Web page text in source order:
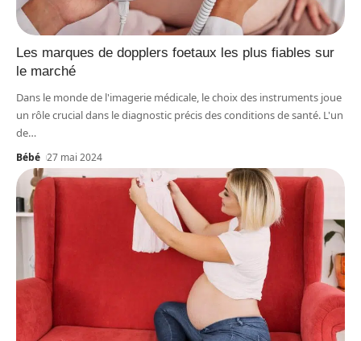
Les marques de dopplers foetaux les plus fiables sur
le marché
Dans le monde de l'imagerie médicale, le choix des instruments joue
un rôle crucial dans le diagnostic précis des conditions de santé. L'un
de…
Bébé 27 mai 2024